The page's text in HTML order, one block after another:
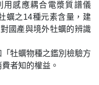
用感應耦合電漿質譜儀
蠣之14種元素含量，建
國產與境外牡蠣的辨識
牡蠣物種之鑑別檢驗方
者知的權益。